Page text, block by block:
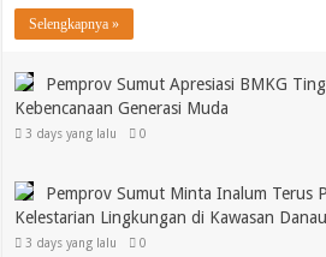
Selengkapnya »
Pemprov Sumut Apresiasi BMKG
Kebencanaan Generasi Muda
3 days yang lalu 0
Pemprov Sumut Minta Inalum Terus
Kelestarian Lingkungan di Kawasan
3 days yang lalu 0